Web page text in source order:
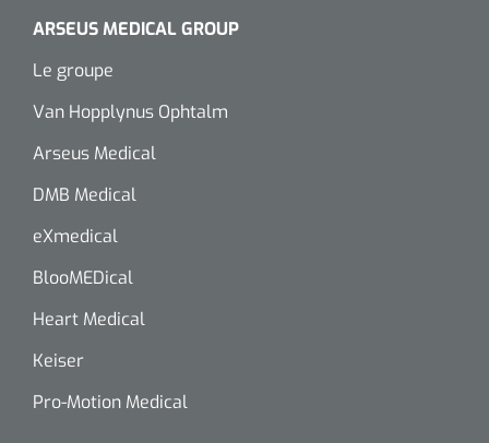
ARSEUS MEDICAL GROUP
Le groupe
Van Hopplynus Ophtalm
Arseus Medical
DMB Medical
eXmedical
BlooMEDical
Heart Medical
Keiser
Pro-Motion Medical